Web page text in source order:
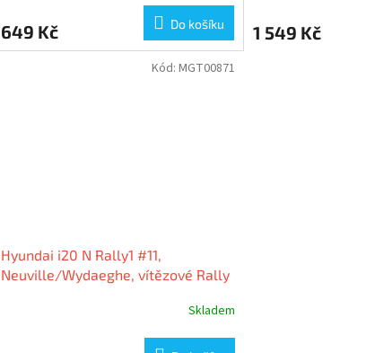
649 Kč Do košíku 1 549 Kč
Hyundai i20 N Rally1 #11,
Neuville/Wydaeghe, vítězové Rally
Skladem
Kód: MGT00871